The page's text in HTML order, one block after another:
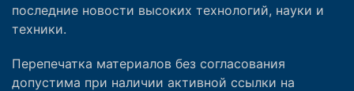
последние новости высоких технологий, науки и
техники.
Перепечатка материалов без согласования
допустима при наличии активной ссылки на